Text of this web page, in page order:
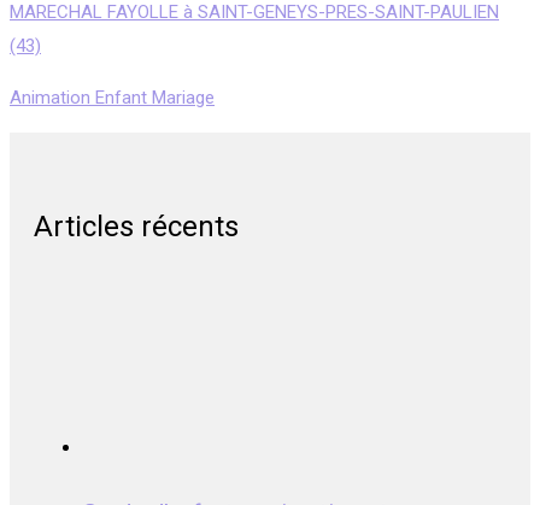
MARECHAL FAYOLLE à SAINT-GENEYS-PRES-SAINT-PAULIEN
(43)
Animation Enfant Mariage
Articles récents